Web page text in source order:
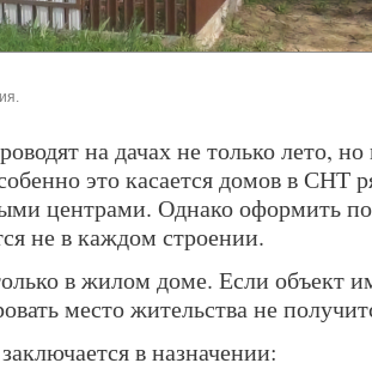
на дачах не только лето,
это касается домов в СНТ
центрами. Однако оформить
не в каждом строении.
в жилом доме. Если объект
место жительства не
в назначении: